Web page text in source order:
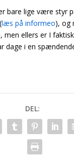
bare lige være styr
læs på informeo), og
men ellers er I
dage i en
DEL: